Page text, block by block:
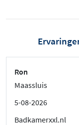
Ron
Maassluis
5-08-2026
Badkamerxxl.nl